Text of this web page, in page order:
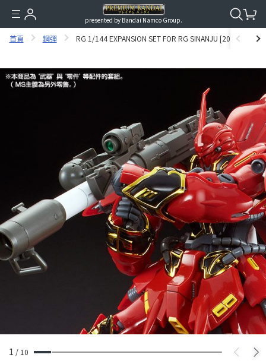
presented by Bandai Namco Group.
首頁 鋼彈 RG 1/144 EXPANSION SET FOR RG SINANJU [2019年10月
1 / 10